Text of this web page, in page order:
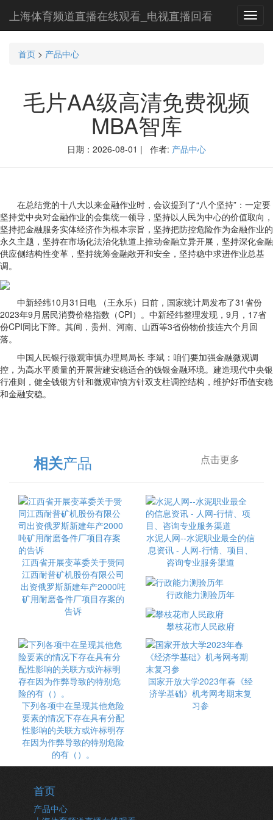
上海体育频道直播在线观看_电视直播回看
首页 > 产品中心
毛片AA级高清免费视频
MBA智库
日期：2026-08-01 | 作者: 产品中心
在总结党的十八大以来金融作业时，会议提到了“八个坚持”：一定要
坚持党中央对金融作业的会集统一领导，坚持以人民为中心的价值取向，
坚持把金融服务实体经济作为根本宗旨，坚持把防控危险作为金融作业的
永久主题，坚持在市场化法治化轨道上推动金融立异开展，坚持深化金融
供应侧结构性变革，坚持统筹金融敞开和安全，坚持稳中求进作业总基
调。
中新经纬10月31日电 （王永乐）日前，国家统计局发布了31省份
2023年9月居民消费价格指数（CPI）。中新经纬整理发现，9月，17省
份CPI同比下降。其间，贵州、河南、山西等3省份物价接连六个月回
落。
中国人民银行微观审慎办理局局长 李斌：咱们要加强金融微观调
控，为高水平质量的开展营建安稳适合的钱银金融环境。建造现代中央银
行准则，健全钱银方针和微观审慎方针双支柱调控结构，维护好币值安稳
和金融安稳。
相关产品 点击更多
江西省开展变革委关于赞同
江西耐普矿机股份有限公司
出资俄罗斯新建年产2000吨
矿用耐磨备件厂项目存案的
告诉
水泥人网--水泥职业最全的信
息资讯 - 人网-行情、项目、
咨询专业服务渠道
行政能力测验历年
攀枝花市人民政府
下列各项中在呈现其他危险
要素的情况下存在具有分配
性影响的关联方或许标明存
在因为作弊导致的特别危险
的有（）。
国家开放大学2023年春《经
济学基础》机考网考期末复
习参
首页
产品中心